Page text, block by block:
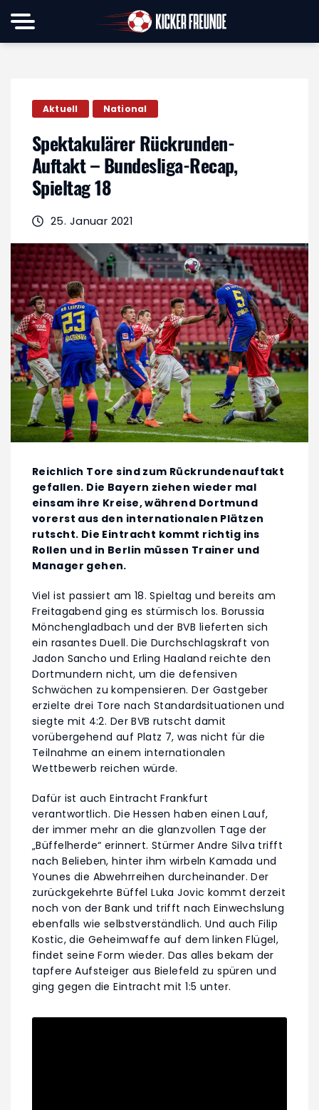
Aktuell National
Spektakulärer Rückrunden-
Auftakt – Bundesliga-Recap,
Spieltag 18
25. Januar 2021
Reichlich Tore sind zum Rückrundenauftakt
gefallen. Die Bayern ziehen wieder mal
einsam ihre Kreise, während Dortmund
vorerst aus den internationalen Plätzen
rutscht. Die Eintracht kommt richtig ins
Rollen und in Berlin müssen Trainer und
Manager gehen.
Viel ist passiert am 18. Spieltag und bereits am
Freitagabend ging es stürmisch los. Borussia
Mönchengladbach und der BVB lieferten sich
ein rasantes Duell. Die Durchschlagskraft von
Jadon Sancho und Erling Haaland reichte den
Dortmundern nicht, um die defensiven
Schwächen zu kompensieren. Der Gastgeber
erzielte drei Tore nach Standardsituationen und
siegte mit 4:2. Der BVB rutscht damit
vorübergehend auf Platz 7, was nicht für die
Teilnahme an einem internationalen
Wettbewerb reichen würde.
Dafür ist auch Eintracht Frankfurt
verantwortlich. Die Hessen haben einen Lauf,
der immer mehr an die glanzvollen Tage der
„Büffelherde“ erinnert. Stürmer Andre Silva trifft
nach Belieben, hinter ihm wirbeln Kamada und
Younes die Abwehrreihen durcheinander. Der
zurückgekehrte Büffel Luka Jovic kommt derzeit
noch von der Bank und trifft nach Einwechslung
ebenfalls wie selbstverständlich. Und auch Filip
Kostic, die Geheimwaffe auf dem linken Flügel,
findet seine Form wieder. Das alles bekam der
tapfere Aufsteiger aus Bielefeld zu spüren und
ging gegen die Eintracht mit 1:5 unter.